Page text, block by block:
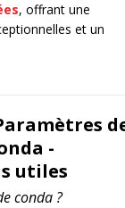
, offrant une
et un
-
utiles
conda ?